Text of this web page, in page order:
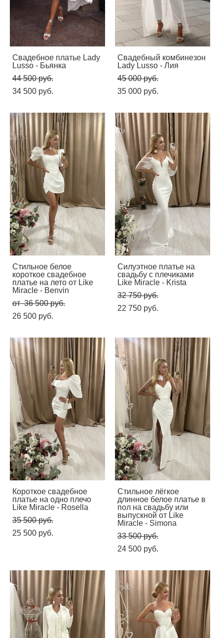
Свадебное платье Lady
Lusso - Бьянка
44 500 pуб.
34 500 pуб.
Свадебный комбинезон
Lady Lusso - Лия
45 000 pуб.
35 000 pуб.
Стильное белое
короткое свадебное
платье на лето от Like
Miracle - Benvin
от 36 500 pуб.
26 500 pуб.
Силуэтное платье на
свадьбу с плечиками
Like Miracle - Krista
32 750 pуб.
22 750 pуб.
Короткое свадебное
платье на одно плечо
Like Miracle - Rosella
35 500 pуб.
25 500 pуб.
Стильное лёгкое
длинное белое платье в
пол на свадьбу или
выпускной от Like
Miracle - Simona
33 500 pуб.
24 500 pуб.